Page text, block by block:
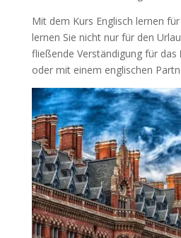
Mit dem Kurs Englisch lernen
lernen Sie nicht nur für den
fließende Verständigung für das
oder mit einem englischen